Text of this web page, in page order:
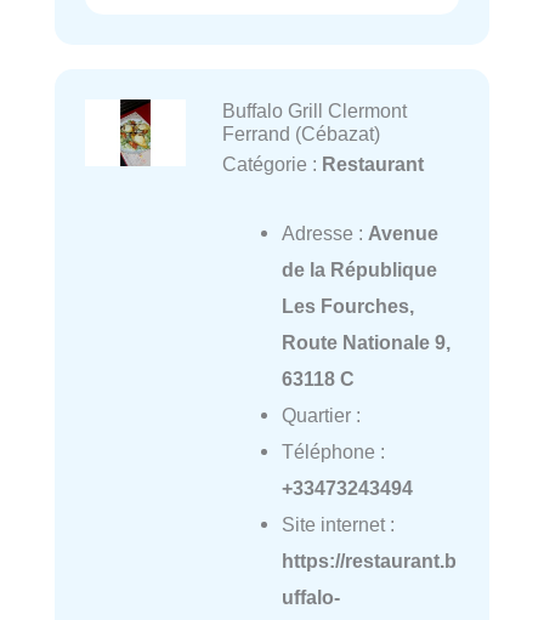
Buffalo Grill Clermont
Ferrand (Cébazat)
Catégorie : Restaurant
Adresse : Avenue
de la République
Les Fourches,
Route Nationale 9,
63118 C
Quartier :
Téléphone :
+33473243494
Site internet :
https://restaurant.b
uffalo-